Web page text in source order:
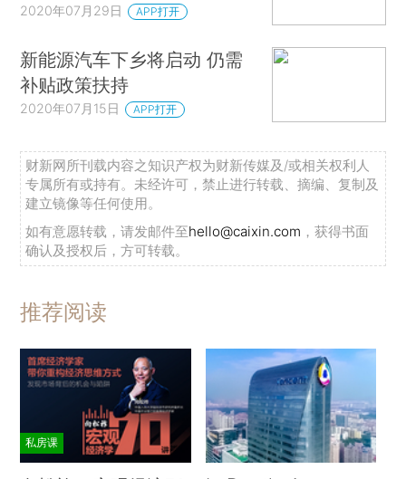
2020年07月29日 APP打开
新能源汽车下乡将启动 仍需
补贴政策扶持
2020年07月15日 APP打开
财新网所刊载内容之知识产权为财新传媒及/或相关权利人
专属所有或持有。未经许可，禁止进行转载、摘编、复制及
建立镜像等任何使用。
如有意愿转载，请发邮件至hello@caixin.com ，获得书面
确认及授权后，方可转载。
推荐阅读
私房课